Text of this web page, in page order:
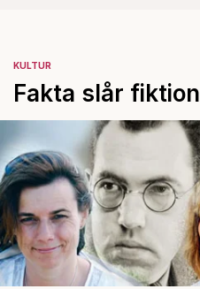
KULTUR
Fakta slår fiktion